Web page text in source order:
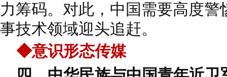
力筹码。对此，中国需要高度
事技术领域迎头追赶。
◆意识形态传媒